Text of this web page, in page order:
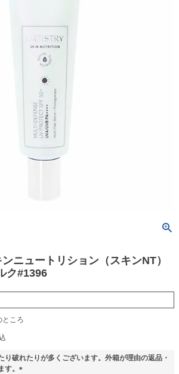
ニュートリション（スキンNT）
ク#1396
ところ
り破れたりが多くございます。外箱が理由の返品・
。